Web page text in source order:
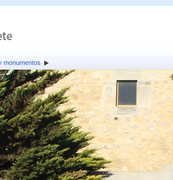
monumentos